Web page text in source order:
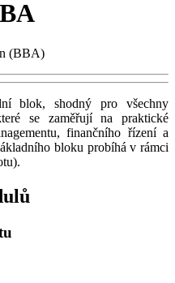
(BBA)
blok, shodný pro všechny
se zaměřují na praktické
finančního řízení a
bloku probíhá v rámci